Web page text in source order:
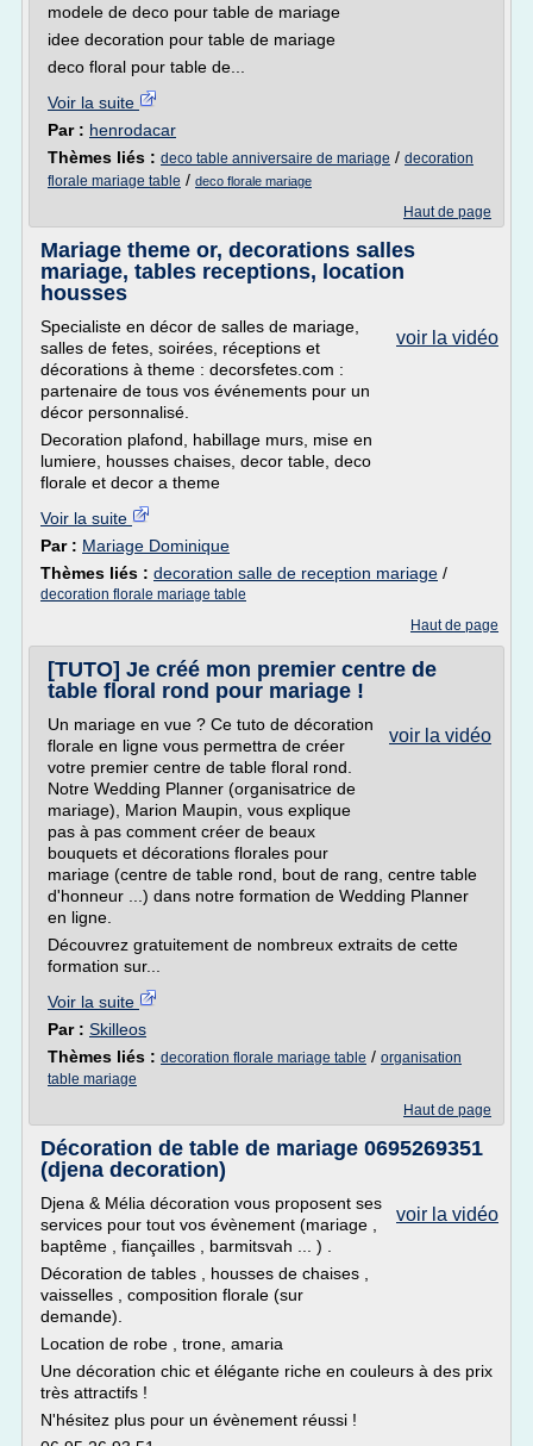
modele de deco pour table de mariage
idee decoration pour table de mariage
deco floral pour table de...
Voir la suite
Par : henrodacar
Thèmes liés : deco table anniversaire de mariage / decoration
florale mariage table / deco florale mariage
Haut de page
Mariage theme or, decorations salles
mariage, tables receptions, location
housses
voir la vidéo
Specialiste en décor de salles de mariage,
salles de fetes, soirées, réceptions et
décorations à theme : decorsfetes.com :
partenaire de tous vos événements pour un
décor personnalisé.
Decoration plafond, habillage murs, mise en
lumiere, housses chaises, decor table, deco
florale et decor a theme
Voir la suite
Par : Mariage Dominique
Thèmes liés : decoration salle de reception mariage /
decoration florale mariage table
Haut de page
[TUTO] Je créé mon premier centre de
table floral rond pour mariage !
voir la vidéo
Un mariage en vue ? Ce tuto de décoration
florale en ligne vous permettra de créer
votre premier centre de table floral rond.
Notre Wedding Planner (organisatrice de
mariage), Marion Maupin, vous explique
pas à pas comment créer de beaux
bouquets et décorations florales pour
mariage (centre de table rond, bout de rang, centre table
d'honneur ...) dans notre formation de Wedding Planner
en ligne.
Découvrez gratuitement de nombreux extraits de cette
formation sur...
Voir la suite
Par : Skilleos
Thèmes liés : decoration florale mariage table / organisation
table mariage
Haut de page
Décoration de table de mariage 0695269351
(djena decoration)
voir la vidéo
Djena & Mélia décoration vous proposent ses
services pour tout vos évènement (mariage ,
baptême , fiançailles , barmitsvah ... ) .
Décoration de tables , housses de chaises ,
vaisselles , composition florale (sur
demande).
Location de robe , trone, amaria
Une décoration chic et élégante riche en couleurs à des prix
très attractifs !
N'hésitez plus pour un évènement réussi !